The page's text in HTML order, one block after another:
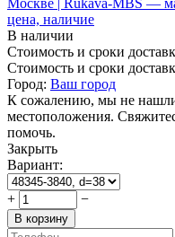
В наличии
Стоимость и сроки
Стоимость и сроки
Город: Ваш город
К сожалению, мы не нашли
местоположения.
помочь.
Закрыть
Вариант:
+ −
В корзину